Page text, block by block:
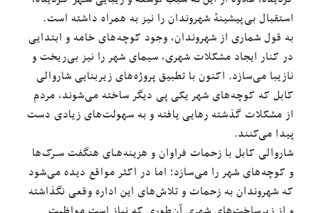
استقبال بی‌پیشینهٔ شهروندان را نیز به همراه داشته است.
به قول شماری از شهروندان، وجود کوچه‌های خامه و ابتدایی
در کنار ایجاد مشکلات شهری، سیمای شهر را نیز بی‌ریخت و
نازیبا می‌سازد. اکنون با تطبیق پروژه‌های زیربنایی شاروالی
کابل که کوچه‌های شهر یکی پی دیگر ساخته می‌شوند، مردم
از مشکلات گذشته رهایی یافته و به سهولت‌های زیادی دست
پیدا می‌کنند.
شاروالی کابل با زحمات فراوان و هزینه‌هـای هنگفت سـرک‌ها
و کوچه‌های شهر را می‌سازد؛ اما در اکثر مواقع دیده می‌شود
که شهروندان به زحمات و تلاش‌های این اداره وقعی نگذاشته